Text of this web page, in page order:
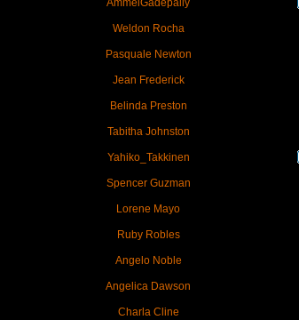
AmmeiGadepally
Weldon Rocha
Pasquale Newton
Jean Frederick
Belinda Preston
Tabitha Johnston
Yahiko_Takkinen
Spencer Guzman
Lorene Mayo
Ruby Robles
Angelo Noble
Angelica Dawson
Charla Cline